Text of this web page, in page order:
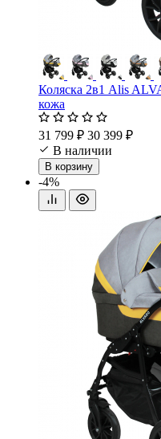
Коляска 2в1 Alis
кожа
31 799 ₽ 30 399 ₽
В наличии
В корзину
-4%